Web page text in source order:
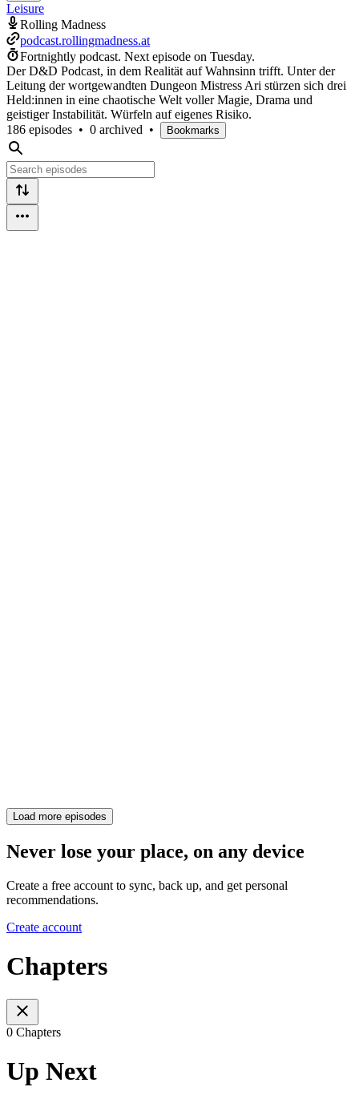
Leisure
Rolling Madness
podcast.rollingmadness.at
Fortnightly podcast. Next episode on Tuesday.
Der D&D Podcast, in dem Realität auf Wahnsinn trifft. Unter der
Leitung der wortgewandten Dungeon Mistress Ari stürzen sich drei
Held:innen in eine chaotische Welt voller Magie, Drama und
geistiger Instabilität. Würfeln auf eigenes Risiko.
186 episodes • 0 archived • Bookmarks
Load more episodes
Never lose your place, on any device
Create a free account to sync, back up, and get personal
recommendations.
Create account
Chapters
0 Chapters
Up Next